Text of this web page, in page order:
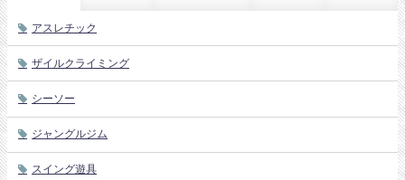
アスレチック
ザイルクライミング
シーソー
ジャングルジム
スイング遊具